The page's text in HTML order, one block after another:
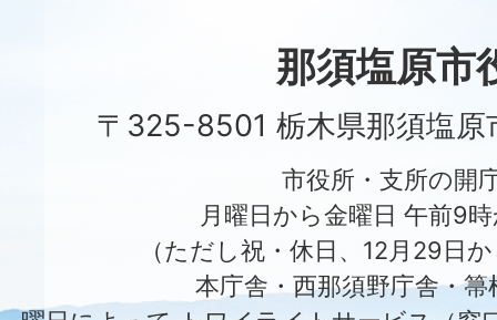
City
那須塩原市
〒325-8501 栃木県那須塩原
市役所・支所の開
月曜日から金曜日 午前9
（ただし祝・休日、12月29日
本庁舎・西那須野庁舎・